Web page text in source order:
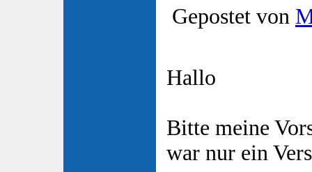
Gepostet von
Hallo
Bitte meine
war nur ein